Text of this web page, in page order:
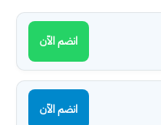
انضم الآن
انضم الآن